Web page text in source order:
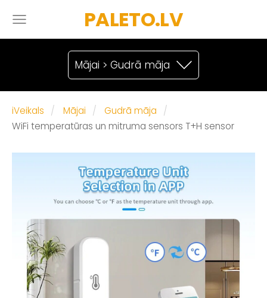
PALETO.LV
Mājai > Gudrā māja
iVeikals Mājai
Gudrā māja
WiFi temperatūras un mitruma sensors T+H sensor